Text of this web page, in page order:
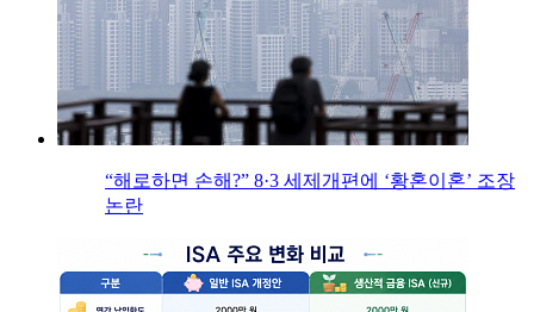
“해로하면 손해?” 8·3 세제개편에 ‘황혼이혼’ 조장
논란